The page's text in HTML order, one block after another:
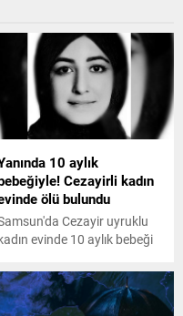
10 aylık
Cezayirli kadın
ölü bulundu
Cezayir uyruklu
evinde 10 aylık bebeği
Olayla ilgili
başlatıldı.